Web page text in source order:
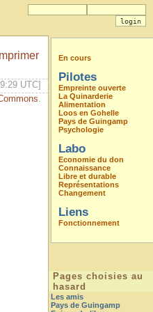
UTC]
.
En cours
Pilotes
Empreinte ouverte
La Quinarderie
Alimentation
Loos en Gohelle
Pays de Guingamp
Psychologie
Labo
Economie du don
Connaissance
Libre et durable
Représentations
Changement
Liens
Fonctionnement
Pages choisies au
hasard
Les amis
Pays de Guingamp